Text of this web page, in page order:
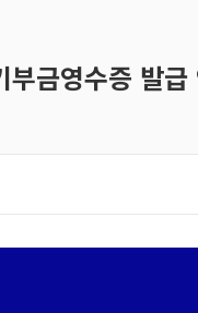
금영수증 발급